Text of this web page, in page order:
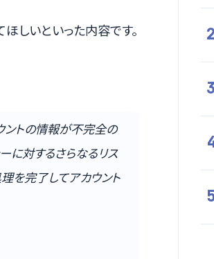
しいといった内容です。
ントの情報が不完全の
に対するさらなるリス
を完了してアカウント
2
3